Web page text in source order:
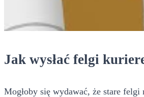
Jak wysłać felgi
Mogłoby się wydawać, że stare